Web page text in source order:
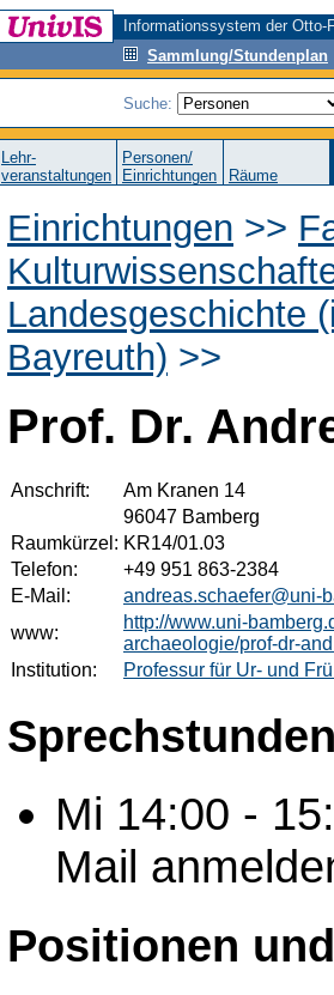
Informationssystem der
Sammlung/Stundenplan
Suche:
Lehr-
veranstaltungen
Personen/
Einrichtungen
Räume
Einrichtungen >>
Landesgeschichte
Bayreuth) >>
Prof. Dr.
Anschrift:
Am Kranen 14
96047 Bamberg
Raumkürzel: KR14/01.03
Telefon:
+49 951 863-2384
E-Mail:
andreas.schaefer@uni-
www:
http://www.uni-
archaeologie/prof-dr-
Institution:
Professur für Ur- und
Mi 14:00 -
Mail
Positionen